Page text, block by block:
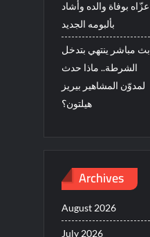
عزّاه بوفاة والده وأشاد
بألبومه الجديد
بث مباشر ينتهي بتدخل
الشرطة.. ماذا حدث
لمدوّن المشاهير بيريز
هيلتون؟
Archives
August 2026
July 2026